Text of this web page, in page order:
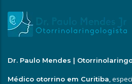
Dr. Paulo Mendes |
Médico otorrino em Curitiba,